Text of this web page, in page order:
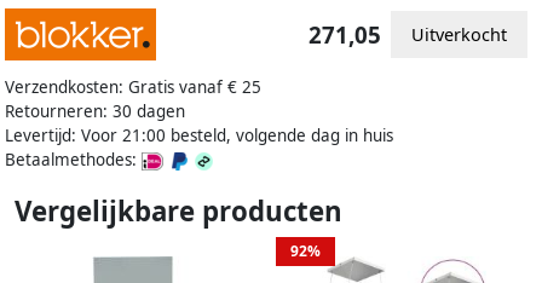
Verzendkosten: Gratis vanaf € 25
Retourneren: 30 dagen
Levertijd: Voor 21:00 besteld, volgende dag in huis
Betaalmethodes:
271,05 Uitverkocht
Vergelijkbare producten
92%